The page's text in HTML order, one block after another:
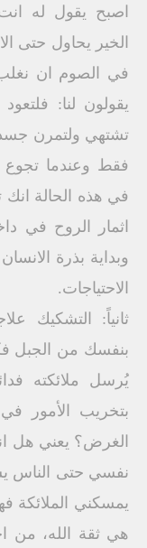
اصبح يقول له
الخير يحاول حتى
في الصوم ان
يقولون لنا:
تشتهي ولتمرن
فقط وعندما
في هذه الحالة انك
اثمار الروح في
وبداية بذرة
الاحتياجات.
ثانياً: التشكيك
بنفسك من الجبل
يُرسل ملائكته
بتخريب الأمور
الغرض؟ يعني هل
نفسي حتى الناس
يمسكني الملائكة
هي ثقة الله، من